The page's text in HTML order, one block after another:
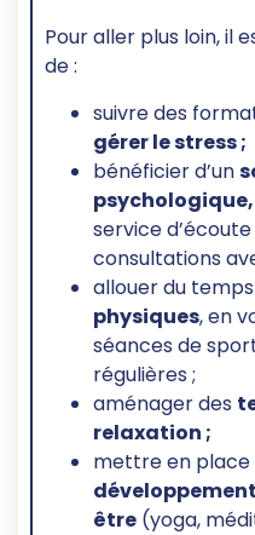
Pour aller plus loin, il
de :
suivre des
gérer le stress ;
bénéficier d’un
psychologique,
service
consultations
allouer du
physiques, en
séances de
régulières ;
aménager des
relaxation ;
mettre en place
être (yoga,